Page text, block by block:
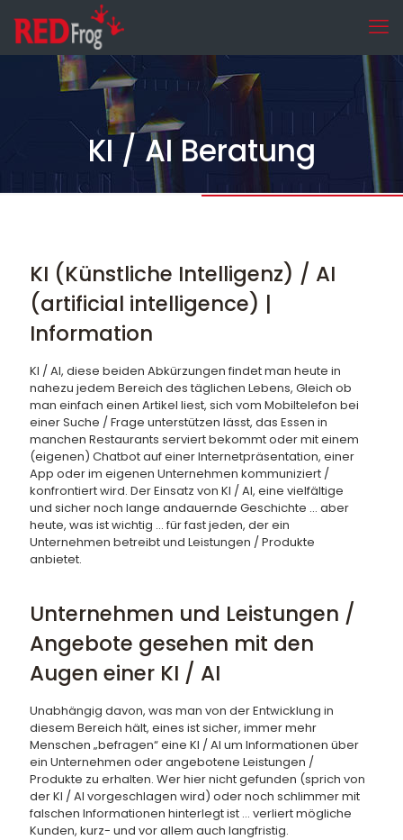
KI / AI Beratung
KI (Künstliche Intelligenz) / AI
(artificial intelligence) |
Information
KI / AI, diese beiden Abkürzungen findet man heute in
nahezu jedem Bereich des täglichen Lebens, Gleich ob
man einfach einen Artikel liest, sich vom Mobiltelefon bei
einer Suche / Frage unterstützen lässt, das Essen in
manchen Restaurants serviert bekommt oder mit einem
(eigenen) Chatbot auf einer Internetpräsentation, einer
App oder im eigenen Unternehmen kommuniziert /
konfrontiert wird. Der Einsatz von KI / AI, eine vielfältige
und sicher noch lange andauernde Geschichte … aber
heute, was ist wichtig … für fast jeden, der ein
Unternehmen betreibt und Leistungen / Produkte
anbietet.
Unternehmen und Leistungen /
Angebote gesehen mit den
Augen einer KI / AI
Unabhängig davon, was man von der Entwicklung in
diesem Bereich hält, eines ist sicher, immer mehr
Menschen „befragen“ eine KI / AI um Informationen über
ein Unternehmen oder angebotene Leistungen /
Produkte zu erhalten. Wer hier nicht gefunden (sprich von
der KI / AI vorgeschlagen wird) oder noch schlimmer mit
falschen Informationen hinterlegt ist … verliert mögliche
Kunden, kurz- und vor allem auch langfristig.